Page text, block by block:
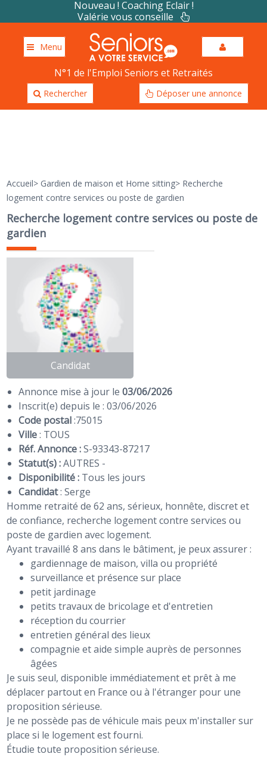
Nouveau ! Coaching Eclair !
Valérie vous conseille
Menu
N°1 de l'Emploi Seniors et Retraités
Rechercher Déposer une annonce
Accueil> Gardien de maison et Home sitting> Recherche
logement contre services ou poste de gardien
Recherche logement contre services ou poste de
gardien
Candidat
Annonce mise à jour le03/06/2026
Inscrit(e) depuis le : 03/06/2026
Code postal:75015
Ville: TOUS
Réf. Annonce :S-93343-87217
Statut(s) :AUTRES -
Disponibilité : Tous les jours
Candidat:Serge
Homme retraité de 62 ans, sérieux, honnête, discret et
de confiance, recherche logement contre services ou
poste de gardien avec logement.
Ayant travaillé 8 ans dans le bâtiment, je peux assurer :
gardiennage de maison, villa ou propriété
surveillance et présence sur place
petit jardinage
petits travaux de bricolage et d'entretien
réception du courrier
entretien général des lieux
compagnie et aide simple auprès de personnes
âgées
Je suis seul, disponible immédiatement et prêt à me
déplacer partout en France ou à l'étranger pour une
proposition sérieuse.
Je ne possède pas de véhicule mais peux m'installer sur
place si le logement est fourni.
Étudie toute proposition sérieuse.